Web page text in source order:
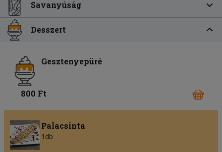
Savanyúság
Desszert
Gesztenyepüré
800 Ft
Palacsinta
1db